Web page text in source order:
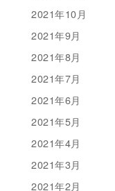
2021年10月
2021年9月
2021年8月
2021年7月
2021年6月
2021年5月
2021年4月
2021年3月
2021年2月